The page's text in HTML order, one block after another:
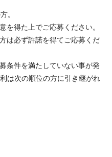
。
を得た上でご応募ください。
は必ず許諾を得てご応募くだ
条件を満たしていない事が発
は次の順位の方に引き継がれ